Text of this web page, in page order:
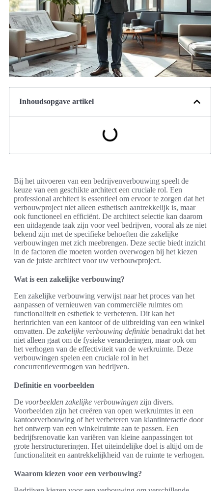
Inhoudsopgave artikel
Bij het uitvoeren van een bedrijvenverbouwing speelt de
keuze van een geschikte architect een cruciale rol. Een
professional architect is essentieel om ervoor te zorgen dat het
verbouwproject niet alleen esthetisch aantrekkelijk is, maar
ook functioneel en efficiënt. De architect selectie kan daarom
een uitdagende taak zijn voor veel bedrijven, vooral als ze niet
bekend zijn met de specifieke behoeften die zakelijke
verbouwingen met zich meebrengen. Deze sectie biedt inzicht
in de factoren die moeten worden overwogen bij het kiezen
van de juiste architect voor uw verbouwproject.
Wat is een zakelijke verbouwing?
Een zakelijke verbouwing verwijst naar het proces van het
aanpassen of vernieuwen van commerciële ruimtes om
functionaliteit en esthetiek te verbeteren. Dit kan het
herinrichten van een kantoor of de uitbreiding van een winkel
omvatten. De zakelijke verbouwing definitie benadrukt dat het
niet alleen gaat om de fysieke veranderingen, maar ook om
het verhogen van de effectiviteit van de werkruimte. Deze
verbouwingen spelen een cruciale rol in het
concurrentievermogen van bedrijven.
Definitie en voorbeelden
De voorbeelden zakelijke verbouwingen zijn divers.
Voorbeelden zijn het creëren van open werkruimtes in een
kantoorverbouwing of het verbeteren van klantinteractie door
het ontwerp van een winkelruimte aan te passen. Een
bedrijfsrenovatie kan variëren van kleine aanpassingen tot
grote herstructureringen. Het uiteindelijke doel is altijd om de
functionaliteit en aantrekkelijkheid van de ruimte te verhogen.
Waarom kiezen voor een verbouwing?